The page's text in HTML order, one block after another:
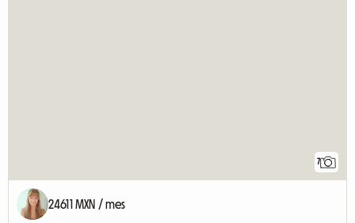
7
24611 MXN / mes